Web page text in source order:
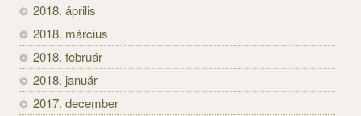
2018. április
2018. március
2018. február
2018. január
2017. december